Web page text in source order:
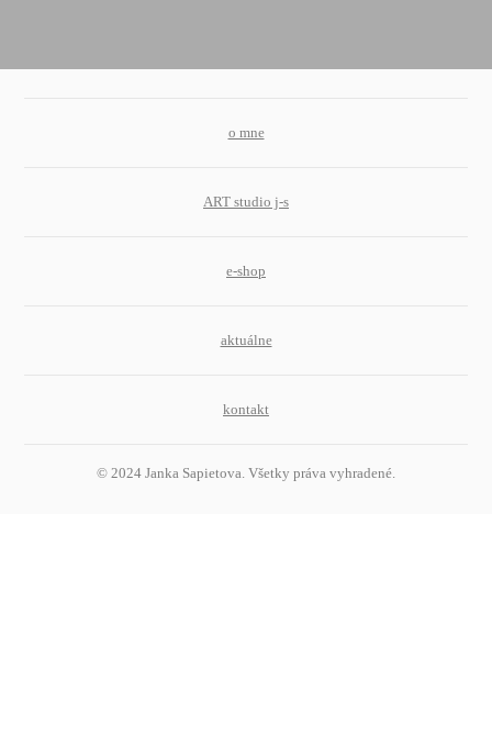
o mne
ART studio j-s
e-shop
aktuálne
kontakt
© 2024 Janka Sapietova. Všetky práva vyhradené.